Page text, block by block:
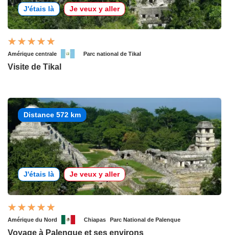
J'étais là Je veux y aller
Amérique centrale Parc national de Tikal
Visite de Tikal
Distance 572 km
J'étais là Je veux y aller
Amérique du Nord Chiapas Parc National de Palenque
Voyage à Palenque et ses environs